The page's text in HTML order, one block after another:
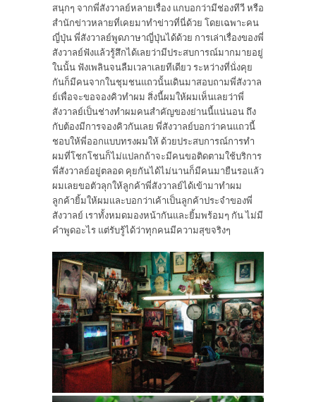
สนุกๆ จากพี่สังวาลย์หลายเรื่อง แกบอกว่ามีช่องทีวี หรือ
สำนักข่าวหลายที่เคยมาทำข่าวที่นี่ด้วย โดยเฉพาะคน
ญี่ปุ่น พี่สังวาลย์พูดภาษาญี่ปุ่นได้ด้วย การเล่าเรื่องของพี่
สังวาลย์ฟังแล้วรู้สึกได้เลยว่ามีประสบการณ์มากมายอยู่
ในนั้น ฟังเพลินจนลืมเวลาเลยทีเดียว ระหว่างที่นั่งคุย
กันก็มีคนจากในชุมชนแถวนั้นเดินมาสอบถามพี่สังวาล
ย์เพื่อจะขอจองคิวทำผม สิ่งนี้ผมให้ผมเห็นเลยว่าพี่
สังวาลย์เป็นช่างทำผมคนสำคัญของย่านนี้แน่นอน ถึง
กับต้องมีการจองคิวกันเลย พี่สังวาลย์บอกว่าคนแถวนี้
ชอบให้พี่ออกแบบทรงผมให้ ด้วยประสบการณ์การทำ
ผมที่โชกโชนก็ไม่แปลกถ้าจะมีคนขอติดตามใช้บริการ
พี่สังวาลย์อยู่ตลอด คุยกันได้ไม่นานก็มีคนมายืนรอแล้ว
ผมเลยขอตัวลุกให้ลูกค้าพี่สังวาลย์ได้เข้ามาทำผม
ลูกค้ายิ้มให้ผมและบอกว่าเค้าเป็นลูกค้าประจำของพี่
สังวาลย์ เราทั้งหมดมองหน้ากันและยิ้มพร้อมๆ กัน ไม่มี
คำพูดอะไร แต่รับรู้ได้ว่าทุกคนมีความสุขจริงๆ